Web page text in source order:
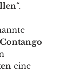
“.
Contango
eine